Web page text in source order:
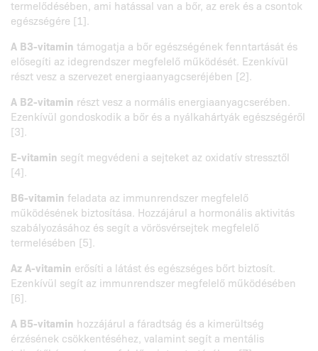
termelődésében, ami hatással van a bőr, az erek és a csontok
egészségére [1].
A B3-vitamin támogatja a bőr egészségének fenntartását és
elősegíti az idegrendszer megfelelő működését. Ezenkívül
részt vesz a szervezet energiaanyagcseréjében [2].
A B2-vitamin részt vesz a normális energiaanyagcserében.
Ezenkívül gondoskodik a bőr és a nyálkahártyák egészségéről
[3].
E-vitamin segít megvédeni a sejteket az oxidatív stressztől
[4].
B6-vitamin feladata az immunrendszer megfelelő
működésének biztosítása. Hozzájárul a hormonális aktivitás
szabályozásához és segít a vörösvérsejtek megfelelő
termelésében [5].
Az A-vitamin erősíti a látást és egészséges bőrt biztosít.
Ezenkívül segít az immunrendszer megfelelő működésében
[6].
A B5-vitamin hozzájárul a fáradtság és a kimerültség
érzésének csökkentéséhez, valamint segít a mentális